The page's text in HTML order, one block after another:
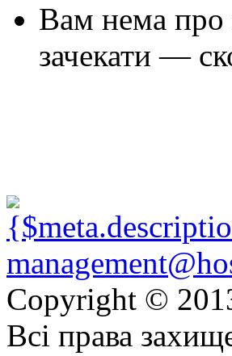
Вам нема про
зачекати —
Copyright ©
Всі права